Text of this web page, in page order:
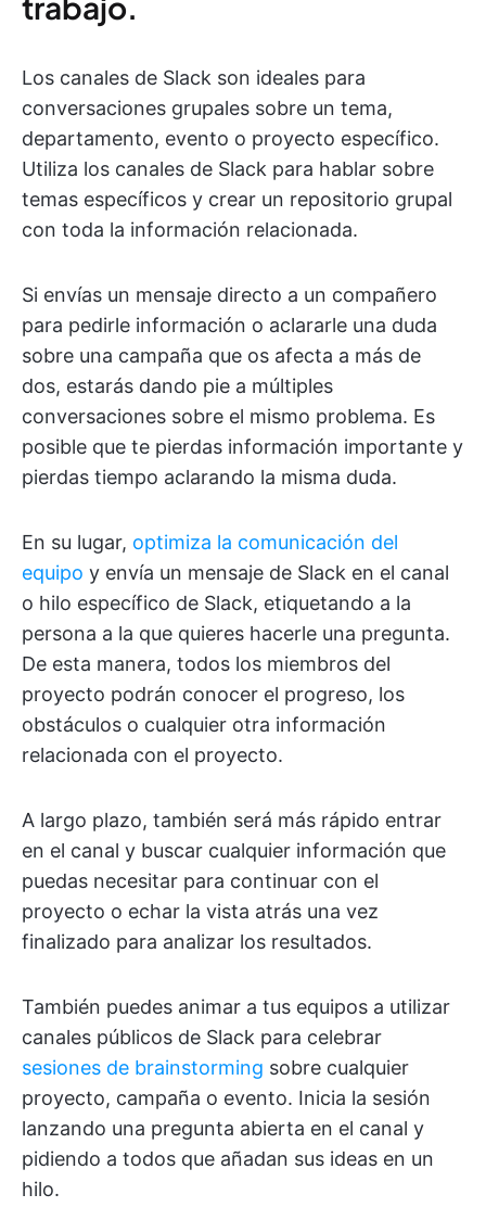
Los canales de Slack son ideales para
conversaciones grupales sobre un tema,
departamento, evento o proyecto específico.
Utiliza los canales de Slack para hablar sobre
temas específicos y crear un repositorio grupal
con toda la información relacionada.
Si envías un mensaje directo a un compañero
para pedirle información o aclararle una duda
sobre una campaña que os afecta a más de
dos, estarás dando pie a múltiples
conversaciones sobre el mismo problema. Es
posible que te pierdas información importante y
pierdas tiempo aclarando la misma duda.
En su lugar, optimiza la comunicación del
equipo y envía un mensaje de Slack en el canal
o hilo específico de Slack, etiquetando a la
persona a la que quieres hacerle una pregunta.
De esta manera, todos los miembros del
proyecto podrán conocer el progreso, los
obstáculos o cualquier otra información
relacionada con el proyecto.
A largo plazo, también será más rápido entrar
en el canal y buscar cualquier información que
puedas necesitar para continuar con el
proyecto o echar la vista atrás una vez
finalizado para analizar los resultados.
También puedes animar a tus equipos a utilizar
canales públicos de Slack para celebrar
sesiones de brainstorming sobre cualquier
proyecto, campaña o evento. Inicia la sesión
lanzando una pregunta abierta en el canal y
pidiendo a todos que añadan sus ideas en un
hilo.